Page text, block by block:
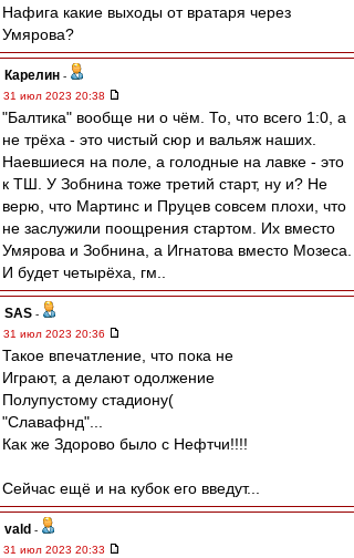
Нафига какие выходы от вратаря через
Умярова?
Карелин -
31 июл 2023 20:38
"Балтика" вообще ни о чём. То, что всего 1:0, а
не трёха - это чистый сюр и вальяж наших.
Наевшиеся на поле, а голодные на лавке - это
к ТШ. У Зобнина тоже третий старт, ну и? Не
верю, что Мартинс и Пруцев совсем плохи, что
не заслужили поощрения стартом. Их вместо
Умярова и Зобнина, а Игнатова вместо Мозеса.
И будет четырёха, гм..
SAS -
31 июл 2023 20:36
Такое впечатление, что пока не
Играют, а делают одолжение
Полупустому стадиону(
"Славафнд"...
Как же Здорово было с Нефтчи!!!!
Сейчас ещё и на кубок его введут...
vald -
31 июл 2023 20:33